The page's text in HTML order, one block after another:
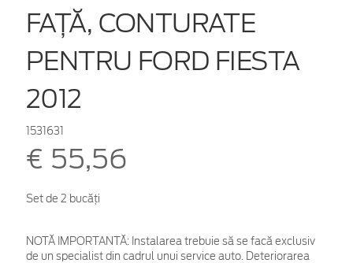
FAŢĂ, CONTURATE
PENTRU FORD FIESTA
2012
1531631
€ 55,56
Set de 2 bucăţi
NOTĂ IMPORTANTĂ: Instalarea trebuie să se facă exclusiv
de un specialist din cadrul unui service auto. Deteriorarea